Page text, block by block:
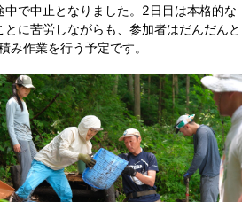
で中止となりました。2日目は本格的な
に苦労しながらも、参加者はだんだんと
作業を行う予定です。